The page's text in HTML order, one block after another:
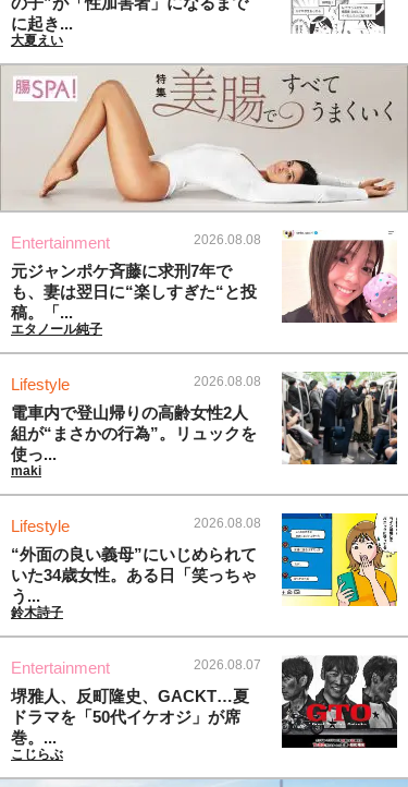
に起き...
大夏えい
Entertainment 2026.08.08
元ジャンポケ斉藤に求刑7年で
も、妻は翌日に“楽しすぎた“と投
稿。「...
エタノール純子
Lifestyle 2026.08.08
電車内で登山帰りの高齢女性2人
組が“まさかの行為”。リュックを
使っ...
maki
Lifestyle 2026.08.08
“外面の良い義母”にいじめられて
いた34歳女性。ある日「笑っちゃ
う...
鈴木詩子
Entertainment 2026.08.07
堺雅人、反町隆史、GACKT…夏
ドラマを「50代イケオジ」が席
巻。...
こじらぶ